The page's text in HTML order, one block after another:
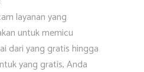
layanan yang
untuk memicu
dari yang gratis hingga
yang gratis, Anda